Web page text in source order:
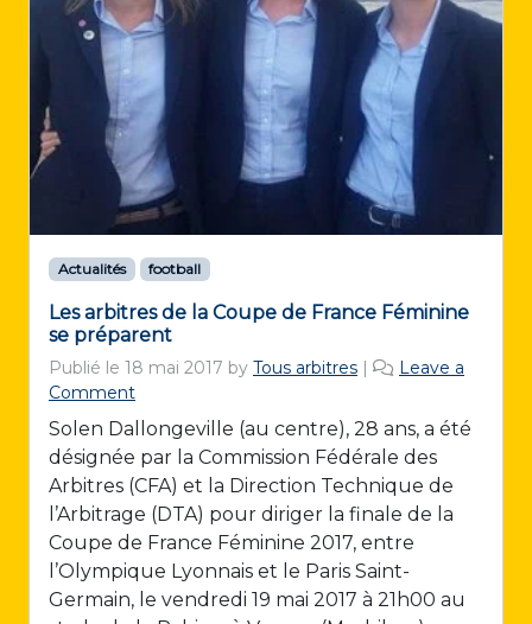
Actualités football
Les arbitres de la Coupe de France Féminine
se préparent
Publié le 18 mai 2017 by Tous arbitres |
Leave a
Comment
Solen Dallongeville (au centre), 28 ans, a été
désignée par la Commission Fédérale des
Arbitres (CFA) et la Direction Technique de
l’Arbitrage (DTA) pour diriger la finale de la
Coupe de France Féminine 2017, entre
l’Olympique Lyonnais et le Paris Saint-
Germain, le vendredi 19 mai 2017 à 21h00 au